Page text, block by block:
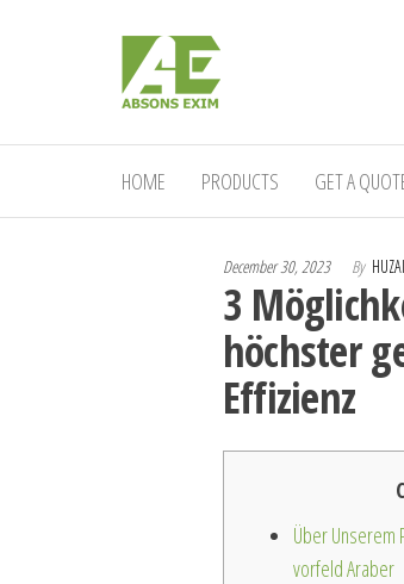
Ltd.
Gas
Spares.
HOME PRODUCTS GET A
December 30, 2023 By
3
höchster
Effizienz
Über Unserem
vorfeld Araber